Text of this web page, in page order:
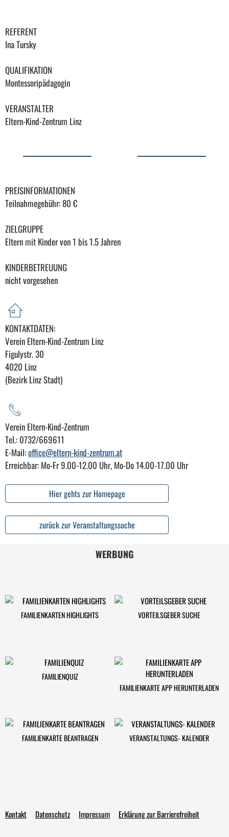
REFERENT
Ina Tursky
QUALIFIKATION
Montessoripädagogin
VERANSTALTER
Eltern-Kind-Zentrum Linz
PREISINFORMATIONEN
Teilnahmegebühr: 80 €
ZIELGRUPPE
Eltern mit Kinder von 1 bis 1.5 Jahren
KINDERBETREUUNG
nicht vorgesehen
KONTAKTDATEN:
Verein Eltern-Kind-Zentrum Linz
Figulystr. 30
4020 Linz
(Bezirk Linz Stadt)
Verein Eltern-Kind-Zentrum
Tel.: 0732/669611
E-Mail:office@eltern-kind-zentrum.at
Erreichbar: Mo-Fr 9.00-12.00 Uhr, Mo-Do 14.00-17.00 Uhr
Hier gehts zur Homepage
zurück zur Veranstaltungssuche
WERBUNG
Kontakt Datenschutz Impressum Erklärung zur Barrierefreiheit
FAMILIENKARTEN HIGHLIGHTS VORTEILSGEBER SUCHE
FAMILIENQUIZ
FAMILIENKARTE APP HERUNTERLADEN
FAMILIENKARTE BEANTRAGEN VERANSTALTUNGS- KALENDER